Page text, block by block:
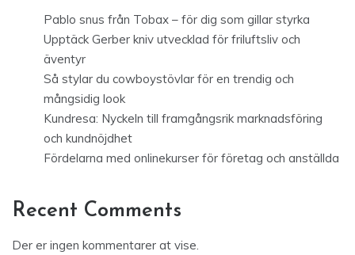
Pablo snus från Tobax – för dig som gillar styrka
Upptäck Gerber kniv utvecklad för friluftsliv och
äventyr
Så stylar du cowboystövlar för en trendig och
mångsidig look
Kundresa: Nyckeln till framgångsrik marknadsföring
och kundnöjdhet
Fördelarna med onlinekurser för företag och anställda
Recent Comments
Der er ingen kommentarer at vise.